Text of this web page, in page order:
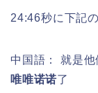
24:46秒に下記
中国語： 就是
唯唯诺诺了